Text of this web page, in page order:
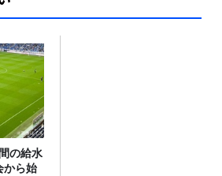
の給水
から始